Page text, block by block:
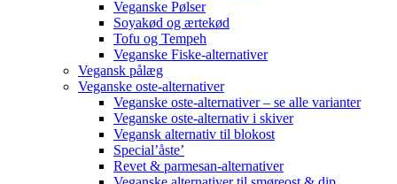
Veganske Pølser
Soyakød og ærtekød
Tofu og Tempeh
Veganske Fiske-alternativer
Vegansk pålæg
Veganske oste-alternativer
Veganske oste-alternativer – se alle varianter
Veganske oste-alternativ i skiver
Vegansk alternativ til blokost
Special’åste’
Revet & parmesan-alternativer